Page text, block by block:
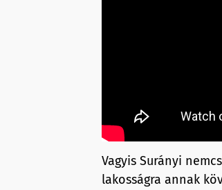
Vagyis Surányi
lakosságra annak